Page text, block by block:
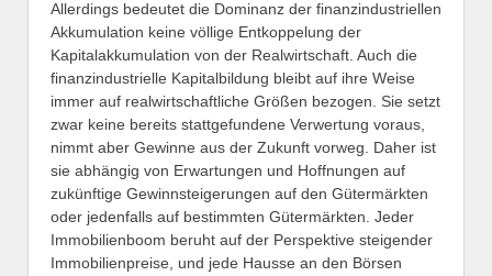
Allerdings bedeutet die Dominanz der finanzindustriellen
Akkumulation keine völlige Entkoppelung der
Kapitalakkumulation von der Realwirtschaft. Auch die
finanzindustrielle Kapitalbildung bleibt auf ihre Weise
immer auf realwirtschaftliche Größen bezogen. Sie setzt
zwar keine bereits stattgefundene Verwertung voraus,
nimmt aber Gewinne aus der Zukunft vorweg. Daher ist
sie abhängig von Erwartungen und Hoffnungen auf
zukünftige Gewinnsteigerungen auf den Gütermärkten
oder jedenfalls auf bestimmten Gütermärkten. Jeder
Immobilienboom beruht auf der Perspektive steigender
Immobilienpreise, und jede Hausse an den Börsen